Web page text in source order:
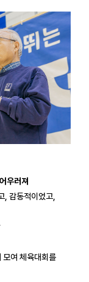
우러져
, 감동적이었고,
모여 체육대회를